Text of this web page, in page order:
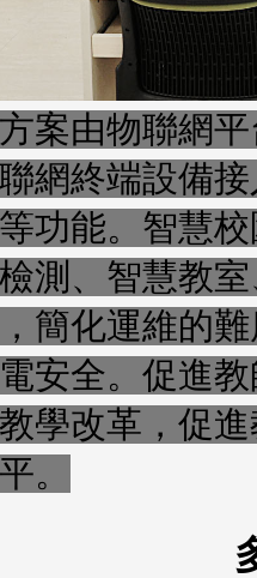
案由物聯網
網終端設備
功能。智慧
測、智慧教
簡化運維的
安全。促進
學改革，促
。